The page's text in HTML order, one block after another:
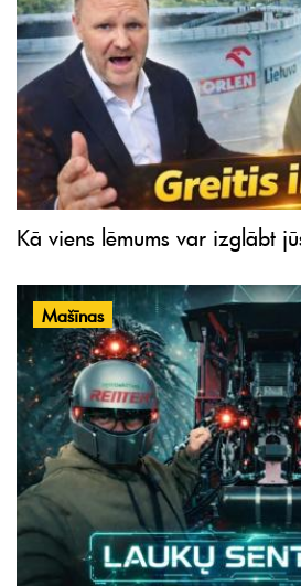
Kā viens lēmums var izglābt
Mašīnas